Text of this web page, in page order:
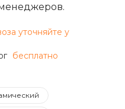
уточняйте у
бесплатно